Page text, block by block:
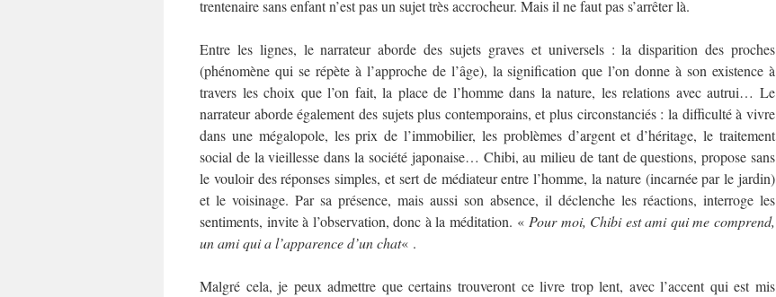
trentenaire sans enfant n’est pas un sujet très accrocheur. Mais il ne faut pas s’arrêter là.
Entre les lignes, le narrateur aborde des sujets graves et universels : la disparition des proches
(phénomène qui se répète à l’approche de l’âge), la signification que l’on donne à son existence à
travers les choix que l’on fait, la place de l’homme dans la nature, les relations avec autrui… Le
narrateur aborde également des sujets plus contemporains, et plus circonstanciés : la difficulté à vivre
dans une mégalopole, les prix de l’immobilier, les problèmes d’argent et d’héritage, le traitement
social de la vieillesse dans la société japonaise… Chibi, au milieu de tant de questions, propose sans
le vouloir des réponses simples, et sert de médiateur entre l’homme, la nature (incarnée par le jardin)
et le voisinage. Par sa présence, mais aussi son absence, il déclenche les réactions, interroge les
sentiments, invite à l’observation, donc à la méditation. « Pour moi, Chibi est ami qui me comprend,
un ami qui a l’apparence d’un chat« .
Malgré cela, je peux admettre que certains trouveront ce livre trop lent, avec l’accent qui est mis